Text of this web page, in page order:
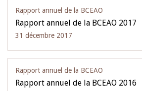
Rapport annuel de la BCEAO
Rapport annuel de la BCEAO 2017
31 décembre 2017
Rapport annuel de la BCEAO
Rapport annuel de la BCEAO 2016